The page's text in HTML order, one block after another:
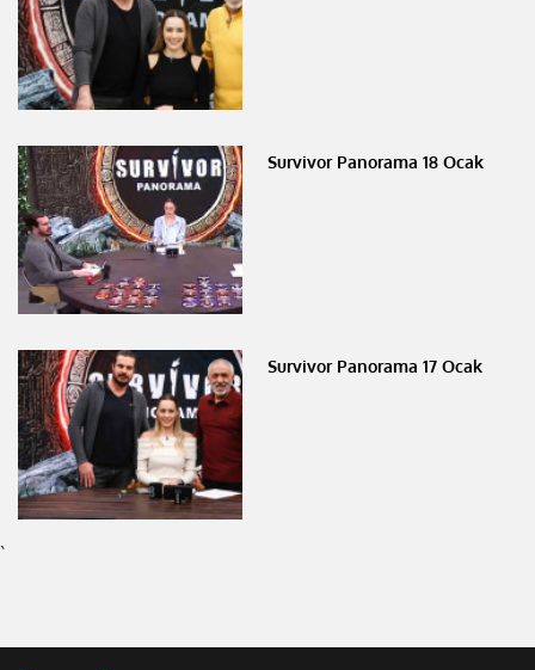
Survivor Panorama 18 Ocak
Survivor Panorama 17 Ocak
`